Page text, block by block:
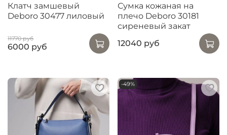
Клатч замшевый
Deboro 30477 лиловый
11770 руб
6000 руб
Сумка кожаная на
плечо Deboro 30181
сиреневый закат
12040 руб
-49%